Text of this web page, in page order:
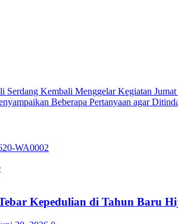
Serdang Kembali Menggelar Kegiatan
Beberapa Pertanyaan agar
Kepedulian di Tahun Baru